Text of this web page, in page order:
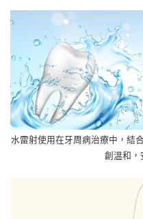
水雷射使用在牙周病治療中，結
創溫和，